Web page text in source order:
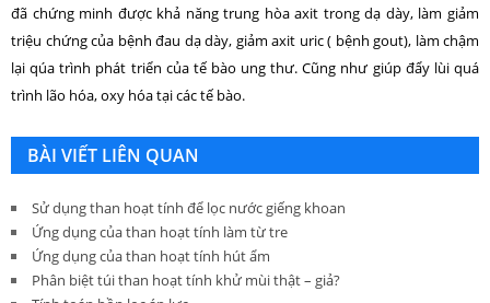
đã chứng minh được khả năng trung hòa axit trong dạ dày, làm giảm
triệu chứng của bệnh đau dạ dày, giảm axit uric ( bệnh gout), làm chậm
lại qúa trình phát triển của tế bào ung thư. Cũng như giúp đẩy lùi quá
trình lão hóa, oxy hóa tại các tế bào.
BÀI VIẾT LIÊN QUAN
Sử dụng than hoạt tính để lọc nước giếng khoan
Ứng dụng của than hoạt tính làm từ tre
Ứng dụng của than hoạt tính hút ẩm
Phân biệt túi than hoạt tính khử mùi thật – giả?